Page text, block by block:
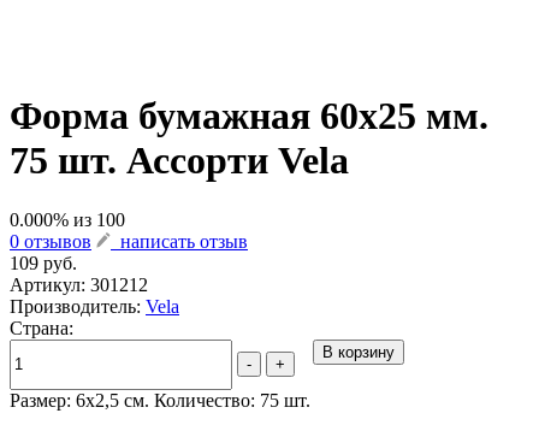
Форма бумажная 60х25 мм.
75 шт. Ассорти Vela
0.000% из 100
0 отзывов
написать отзыв
109 руб.
Артикул: 301212
Производитель: Vela
Страна:
- +
В корзину
Размер: 6х2,5 см. Количество: 75 шт.